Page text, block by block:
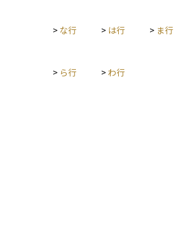
> な行 > は行 > ま行
> ら行 > わ行